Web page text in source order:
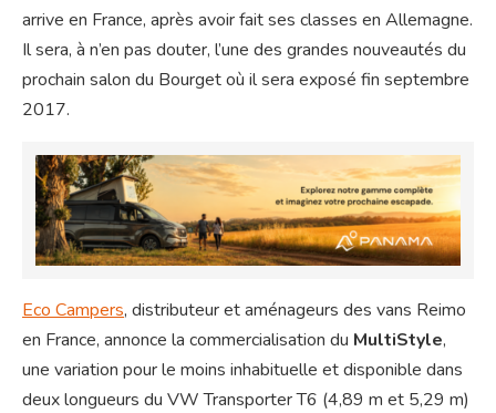
arrive en France, après avoir fait ses classes en Allemagne.
Il sera, à n’en pas douter, l’une des grandes nouveautés du
prochain salon du Bourget où il sera exposé fin septembre
2017.
Eco Campers, distributeur et aménageurs des vans Reimo
en France, annonce la commercialisation du MultiStyle,
une variation pour le moins inhabituelle et disponible dans
deux longueurs du VW Transporter T6 (4,89 m et 5,29 m)